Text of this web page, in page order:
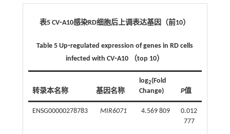
表5 CV⁃A10感染RD细胞后上调表达基因（前10）
Table 5 Up⁃regulated expression of genes in RD cells
infected with CV⁃A10 （top 10）
转录本名称 基因名称
log2(Fold
Change)
P值
ENSG00000278783 MIR6071 4.569 809
0.012
777